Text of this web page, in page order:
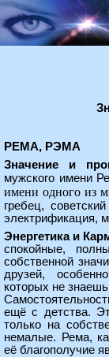
РЕМА, РЭМА
Значение и
мужского имени
имени одного из
гребец,
электрификация,
Энергетика и
спокойные,
собственной
друзей,
которых не
ещё с детства.
только на
немалые. Рема,
её благополучие